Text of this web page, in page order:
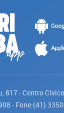
817 - Centro
- Fone:(41)